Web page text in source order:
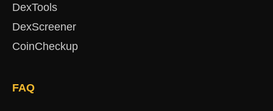
DexTools
DexScreener
CoinCheckup
FAQ